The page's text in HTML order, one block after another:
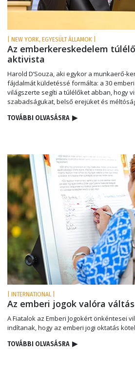
| NEW YORK, EGYESÜLT ÁLLAMOK |
Az emberkereskedelem
aktivista
Harold D’Souza, aki egykor a munkaerő-
fájdalmát küldetéssé formálta: a 30
világszerte segíti a túlélőket abban, hogy
szabadságukat, belső erejüket és
TOVÁBBI OLVASÁSRA ▶
| INTERNATIONAL |
Az emberi jogok valóra
A Fiatalok az Emberi Jogokért önkéntesei
indítanak, hogy az emberi jogi oktatás
TOVÁBBI OLVASÁSRA ▶